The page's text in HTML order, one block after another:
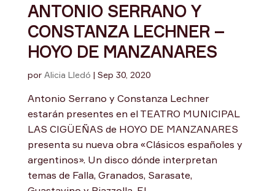
ANTONIO SERRANO Y
CONSTANZA LECHNER –
HOYO DE MANZANARES
por Alicia Lledó | Sep 30, 2020
Antonio Serrano y Constanza Lechner
estarán presentes en el TEATRO MUNICIPAL
LAS CIGÜEÑAS de HOYO DE MANZANARES
presenta su nueva obra «Clásicos españoles y
argentinos». Un disco dónde interpretan
temas de Falla, Granados, Sarasate,